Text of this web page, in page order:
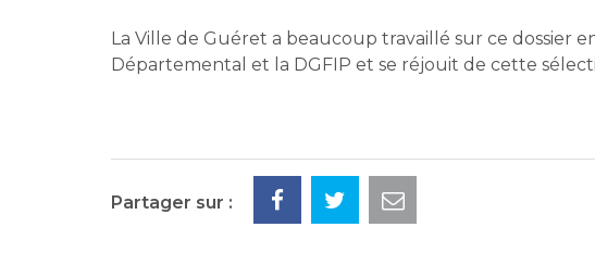
La Ville de Guéret a beaucoup travaillé sur ce dossier
Départemental et la DGFIP et se réjouit de cette
Partager sur :